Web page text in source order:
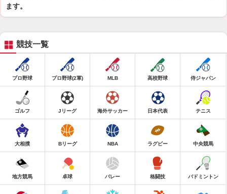
ます。
競技一覧
プロ野球 プロ野球(2軍) MLB 高校野球 侍ジャパン
ゴルフ Jリーグ 海外サッカー 日本代表 テニス
大相撲 Bリーグ NBA ラグビー 中央競馬
地方競馬 卓球 バレー 格闘技 バドミントン